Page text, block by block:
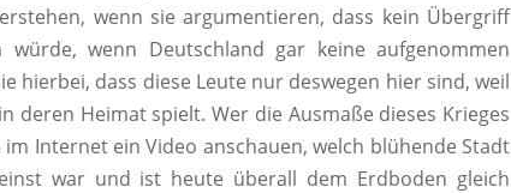
wenn sie argumentieren, dass kein Übergriff
wenn Deutschland gar keine aufgenommen
hierbei, dass diese Leute nur deswegen hier sind, weil
deren Heimat spielt. Wer die Ausmaße dieses Krieges
Internet ein Video anschauen, welch blühende Stadt
war und ist heute überall dem Erdboden gleich